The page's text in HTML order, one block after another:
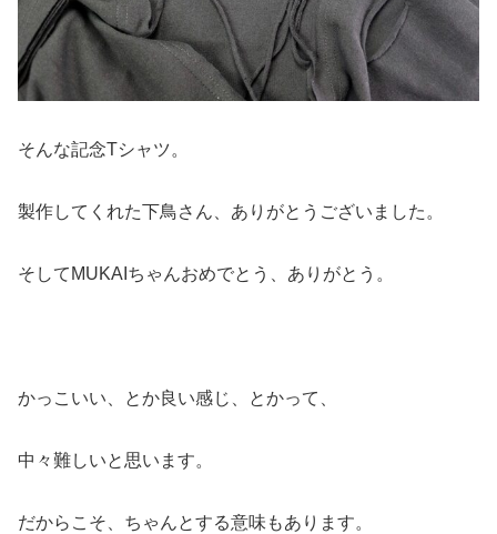
そんな記念Tシャツ。
製作してくれた下鳥さん、ありがとうございました。
そしてMUKAIちゃんおめでとう、ありがとう。
かっこいい、とか良い感じ、とかって、
中々難しいと思います。
だからこそ、ちゃんとする意味もあります。